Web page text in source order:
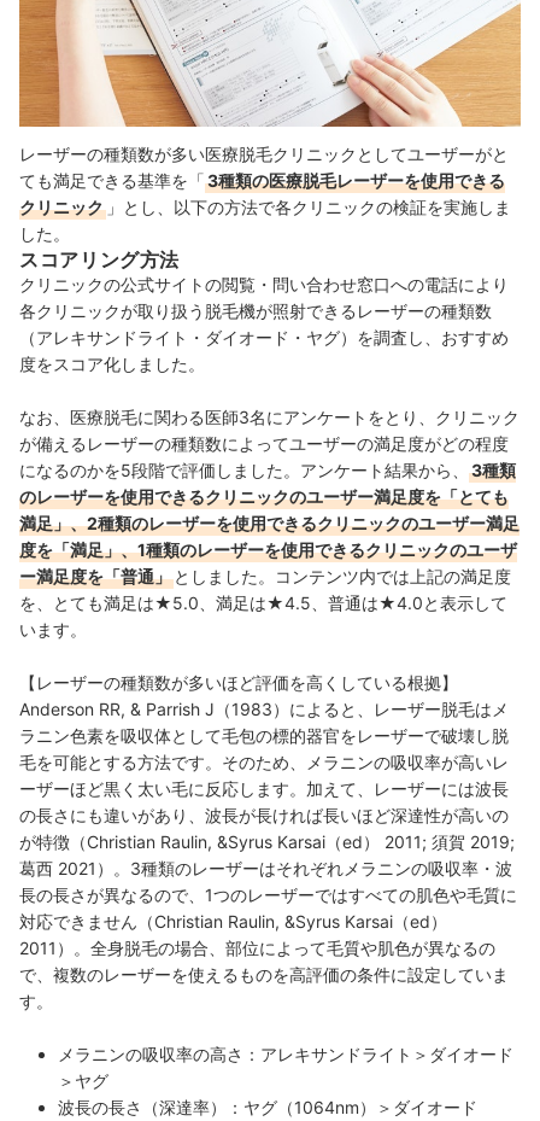
レーザーの種類数が多い医療脱毛クリニックとしてユーザーがと
ても満足できる基準を「3種類の医療脱毛レーザーを使用できる
クリニック 」とし、以下の方法で各クリニックの検証を実施しま
した。
スコアリング方法
クリニックの公式サイトの閲覧・問い合わせ窓口への電話により
各クリニックが取り扱う脱毛機が照射できるレーザーの種類数
（アレキサンドライト・ダイオード・ヤグ）を調査し、おすすめ
度をスコア化しました。
なお、医療脱毛に関わる医師3名にアンケートをとり、クリニック
が備えるレーザーの種類数によってユーザーの満足度がどの程度
になるのかを5段階で評価しました。アンケート結果から、
3種類
のレーザーを使用できるクリニックのユーザー満足度を「とても
満足」、2種類のレーザーを使用できるクリニックのユーザー満足
度を「満足」、1種類のレーザーを使用できるクリニックのユーザ
ー満足度を「普通」 としました。コンテンツ内では上記の満足度
を、とても満足は★5.0、満足は★4.5、普通は★4.0と表示して
います。
【レーザーの種類数が多いほど評価を高くしている根拠】
Anderson RR, & Parrish J（1983）によると、レーザー脱毛はメ
ラニン色素を吸収体として毛包の標的器官をレーザーで破壊し脱
毛を可能とする方法です。そのため、メラニンの吸収率が高いレ
ーザーほど黒く太い毛に反応します。加えて、レーザーには波長
の長さにも違いがあり、波長が長ければ長いほど深達性が高いの
が特徴（Christian Raulin, &Syrus Karsai（ed） 2011; 須賀 2019;
葛西 2021）。3種類のレーザーはそれぞれメラニンの吸収率・波
長の長さが異なるので、1つのレーザーではすべての肌色や毛質に
対応できません（Christian Raulin, &Syrus Karsai（ed）
2011）。全身脱毛の場合、部位によって毛質や肌色が異なるの
で、複数のレーザーを使えるものを高評価の条件に設定していま
す。
メラニンの吸収率の高さ：アレキサンドライト＞ダイオード
＞ヤグ
波長の長さ（深達率）：ヤグ（1064nm）＞ダイオード